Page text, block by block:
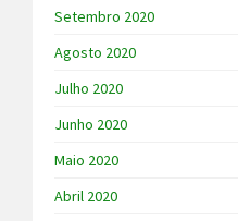
Setembro 2020
Agosto 2020
Julho 2020
Junho 2020
Maio 2020
Abril 2020